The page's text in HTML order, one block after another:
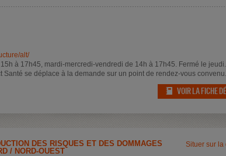
alt/
à 17h45, mardi-mercredi-vendredi de 14h à 17h45. Fermé le jeudi.
Santé se déplace à la demande sur un point de rendez-vous convenu.
VOIR LA FICHE
Situer sur la
DES RISQUES ET DES DOMMAGES
/ NORD-OUEST